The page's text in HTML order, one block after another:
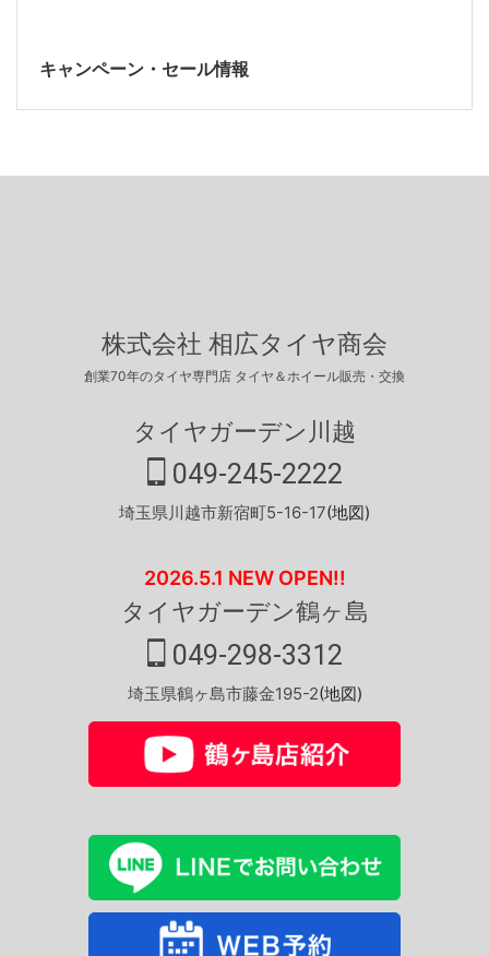
キャンペーン・セール情報
株式会社 相広タイヤ商会
創業70年のタイヤ専門店 タイヤ＆ホイール販売・交換
タイヤガーデン川越
049-245-2222
埼玉県川越市新宿町5-16-17(地図)
2026.5.1 NEW OPEN!!
タイヤガーデン鶴ヶ島
049-298-3312
埼玉県鶴ヶ島市藤金195-2(地図)